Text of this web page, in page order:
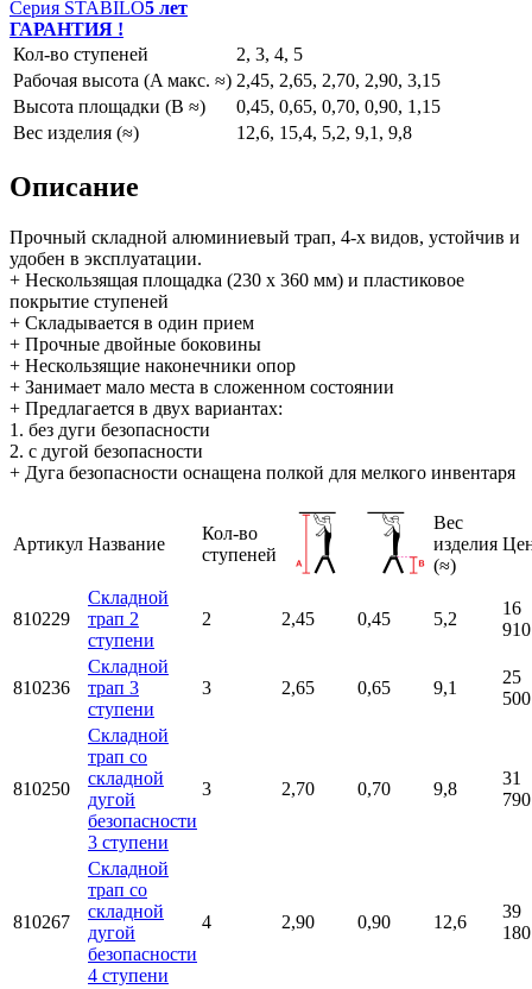
Серия STABILO5 лет
ГАРАНТИЯ !
Кол-во ступеней
2, 3, 4, 5
Рабочая высота (A макс. ≈) 2,45, 2,65, 2,70, 2,90, 3,15
Высота площадки (B ≈)
0,45, 0,65, 0,70, 0,90, 1,15
Вес изделия (≈)
12,6, 15,4, 5,2, 9,1, 9,8
Описание
Прочный складной алюминиевый трап, 4-х видов, устойчив и
удобен в эксплуатации.
+ Нескользящая площадка (230 x 360 мм) и пластиковое
покрытие ступеней
+ Складывается в один прием
+ Прочные двойные боковины
+ Нескользящие наконечники опор
+ Занимает мало места в сложенном состоянии
+ Предлагается в двух вариантах:
1. без дуги безопасности
2. с дугой безопасности
+ Дуга безопасности оснащена полкой для мелкого инвентаря
Артикул Название
Кол-во
ступеней
Вес
изделия
(≈)
810229
Складной
трап 2
ступени
2 2,45 0,45 5,2
16
910
810236
Складной
трап 3
ступени
3 2,65 0,65 9,1
25
500
810250
Складной
трап со
складной
дугой
безопасности
3 ступени
3 2,70 0,70 9,8
31
790
810267
Складной
трап со
складной
дугой
безопасности
4 ступени
4 2,90 0,90 12,6
39
180